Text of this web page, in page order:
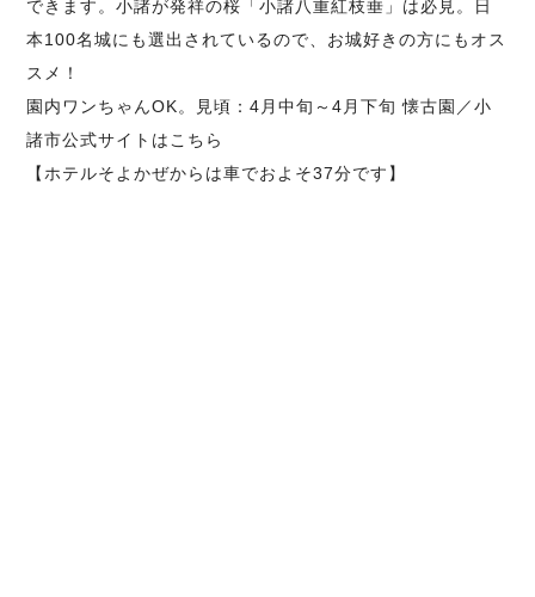
できます。小諸が発祥の桜「小諸八重紅枝垂」は必見。日
本100名城にも選出されているので、お城好きの方にもオス
スメ！
園内ワンちゃんOK。見頃：4月中旬～4月下旬懐古園／小
諸市公式サイトはこちら
【ホテルそよかぜからは車でおよそ37分です】